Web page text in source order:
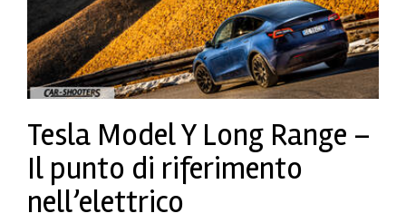
Tesla Model Y Long Range –
Il punto di riferimento
nell’elettrico